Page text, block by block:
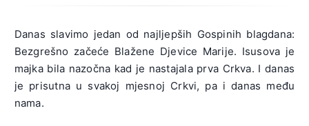
Danas slavimo jedan od najljepših Gospinih blagdana:
Bezgrešno začeće Blažene Djevice Marije. Isusova je
majka bila nazočna kad je nastajala prva Crkva. I danas
je prisutna u svakoj mjesnoj Crkvi, pa i danas među
nama.